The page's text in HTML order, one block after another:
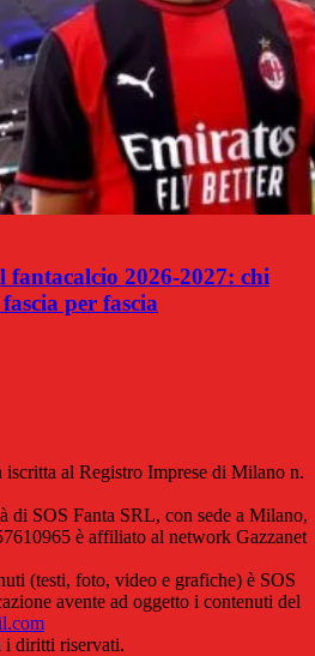
2026-2027: chi
per fascia
iscritta al Registro Imprese di Milano n.
di SOS Fanta SRL, con sede a Milano,
è affiliato al network Gazzanet
(testi, foto, video e grafiche) è SOS
avente ad oggetto i contenuti del
diritti riservati.